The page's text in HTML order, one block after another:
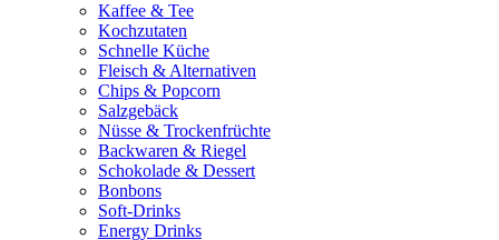
Kaffee & Tee
Kochzutaten
Schnelle Küche
Fleisch & Alternativen
Chips & Popcorn
Salzgebäck
Nüsse & Trockenfrüchte
Backwaren & Riegel
Schokolade & Dessert
Bonbons
Soft-Drinks
Energy Drinks